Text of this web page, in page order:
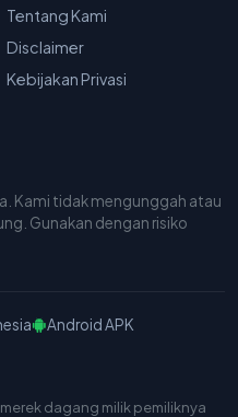
Tentang Kami
Disclaimer
Kebijakan Privasi
Kami tidak mengunggah atau
Gunakan dengan risiko
Android APK
dagang milik pemiliknya